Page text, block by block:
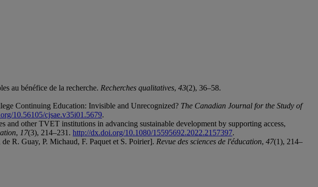
au bénéfice de la recherche. Recherches qualitatives, 43(2), 36–58.
Continuing Education: Invisible and Unrecognized? The Canadian Journal for the Study of
10.56105/cjsae.v35i01.5679.
other TVET institutions in advancing sustainable development by supporting access,
, 17(3), 214–231. http://dx.doi.org/10.1080/15595692.2022.2157397.
R. Guay, P. Michaud, F. Paquet et S. Poirier]. Revue des sciences de l'éducation, 47(1), 214–